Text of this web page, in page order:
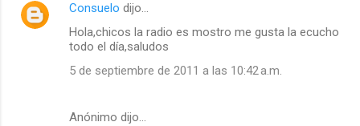
Consuelo dijo…
Hola,chicos la radio es mostro me gusta la ecucho
todo el día,saludos
5 de septiembre de 2011 a las 10:42 a.m.
Anónimo dijo…